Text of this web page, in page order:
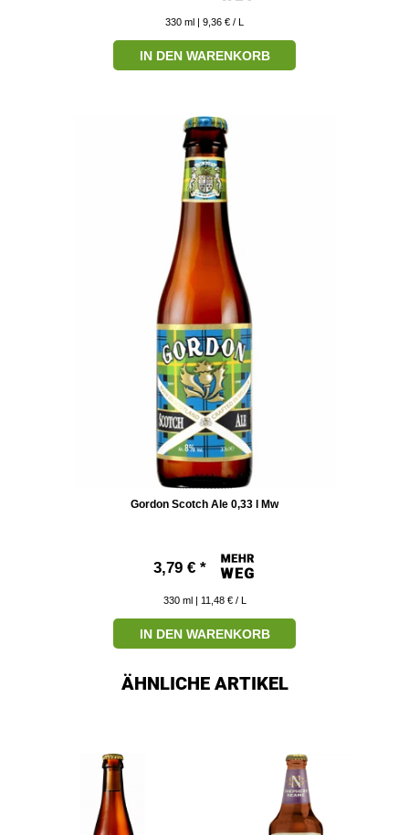
330 ml | 9,36 € / L
IN DEN WARENKORB
Gordon Scotch Ale 0,33 l Mw
3,79 € *
330 ml | 11,48 € / L
IN DEN WARENKORB
ÄHNLICHE ARTIKEL